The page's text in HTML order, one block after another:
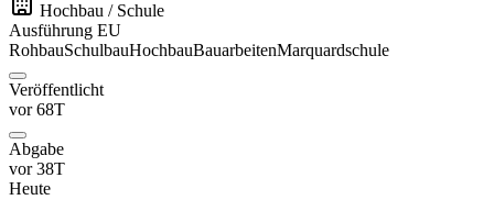
Hochbau / Schule
Ausführung EU
RohbauSchulbauHochbauBauarbeitenMarquardschule
Veröffentlicht
vor 68T
Abgabe
vor 38T
Heute